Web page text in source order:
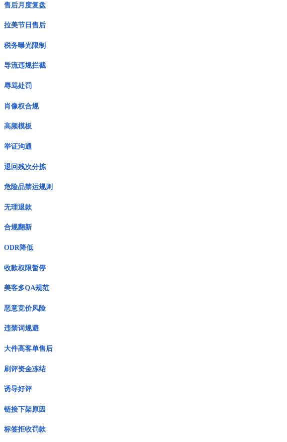
售后月度复盘
拉美节日售后
税务曝光限制
导流违规拦截
辱骂处罚
肖像权合规
高频模板
举证沟通
退回残次分拣
危险品禁运规则
无理退款
合规翻新
ODR降低
收款权限暂停
美客多QA规范
恶意竞价风险
违禁词规避
大件高客单售后
刷评资金冻结
诱导好评
链接下架原因
标签拒收罚款